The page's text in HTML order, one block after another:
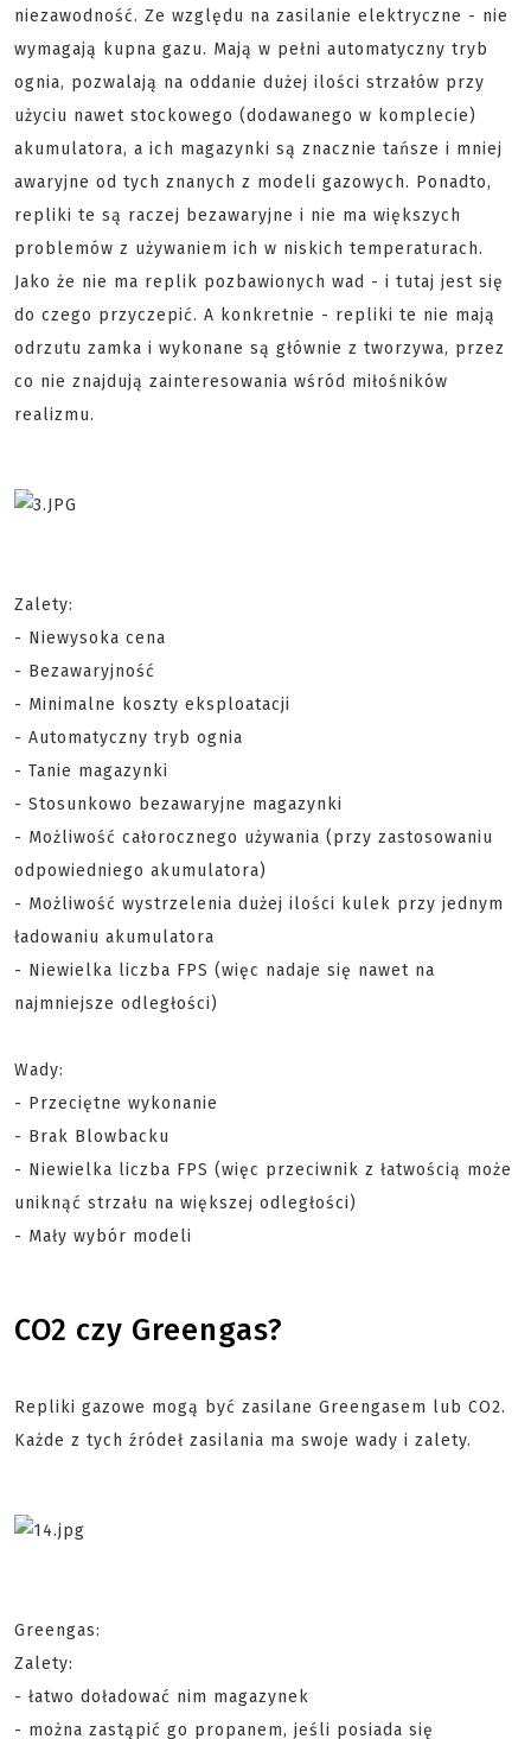
niezawodność. Ze względu na zasilanie elektryczne - nie
wymagają kupna gazu. Mają w pełni automatyczny tryb
ognia, pozwalają na oddanie dużej ilości strzałów przy
użyciu nawet stockowego (dodawanego w komplecie)
akumulatora, a ich magazynki są znacznie tańsze i mniej
awaryjne od tych znanych z modeli gazowych. Ponadto,
repliki te są raczej bezawaryjne i nie ma większych
problemów z używaniem ich w niskich temperaturach.
Jako że nie ma replik pozbawionych wad - i tutaj jest się
do czego przyczepić. A konkretnie - repliki te nie mają
odrzutu zamka i wykonane są głównie z tworzywa, przez
co nie znajdują zainteresowania wśród miłośników
realizmu.
Zalety:
- Niewysoka cena
- Bezawaryjność
- Minimalne koszty eksploatacji
- Automatyczny tryb ognia
- Tanie magazynki
- Stosunkowo bezawaryjne magazynki
- Możliwość całorocznego używania (przy zastosowaniu
odpowiedniego akumulatora)
- Możliwość wystrzelenia dużej ilości kulek przy jednym
ładowaniu akumulatora
- Niewielka liczba FPS (więc nadaje się nawet na
najmniejsze odległości)
Wady:
- Przeciętne wykonanie
- Brak Blowbacku
- Niewielka liczba FPS (więc przeciwnik z łatwością może
uniknąć strzału na większej odległości)
- Mały wybór modeli
CO2 czy Greengas?
Repliki gazowe mogą być zasilane Greengasem lub CO2.
Każde z tych źródeł zasilania ma swoje wady i zalety.
Greengas:
Zalety:
- łatwo doładować nim magazynek
- można zastąpić go propanem, jeśli posiada się